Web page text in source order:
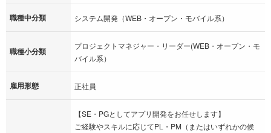
職種中分類 システム開発（WEB・オープン・モバイル系）
職種小分類
プロジェクトマネジャー・リーダー(WEB・オープン・モ
バイル系）
雇用形態 正社員
【SE・PGとしてアプリ開発をお任せします】
ご経験やスキルに応じてPL・PM（またはいずれかの候